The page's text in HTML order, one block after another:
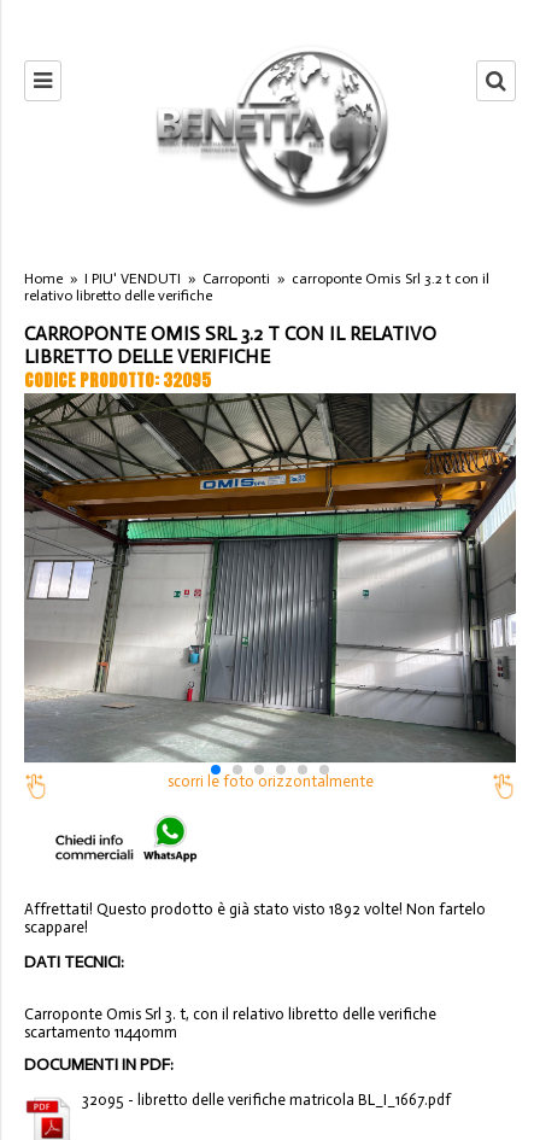
Home » I PIU' VENDUTI » Carroponti » carroponte Omis Srl 3.2 t con il
relativo libretto delle verifiche
CARROPONTE OMIS SRL 3.2 T CON IL RELATIVO
LIBRETTO DELLE VERIFICHE
CODICE PRODOTTO: 32095
scorri le foto orizzontalmente
Affrettati! Questo prodotto è già stato visto 1892 volte! Non fartelo
scappare!
DATI TECNICI:
Carroponte Omis Srl 3. t, con il relativo libretto delle verifiche
scartamento 11440mm
DOCUMENTI IN PDF:
32095 - libretto delle verifiche matricola BL_I_1667.pdf